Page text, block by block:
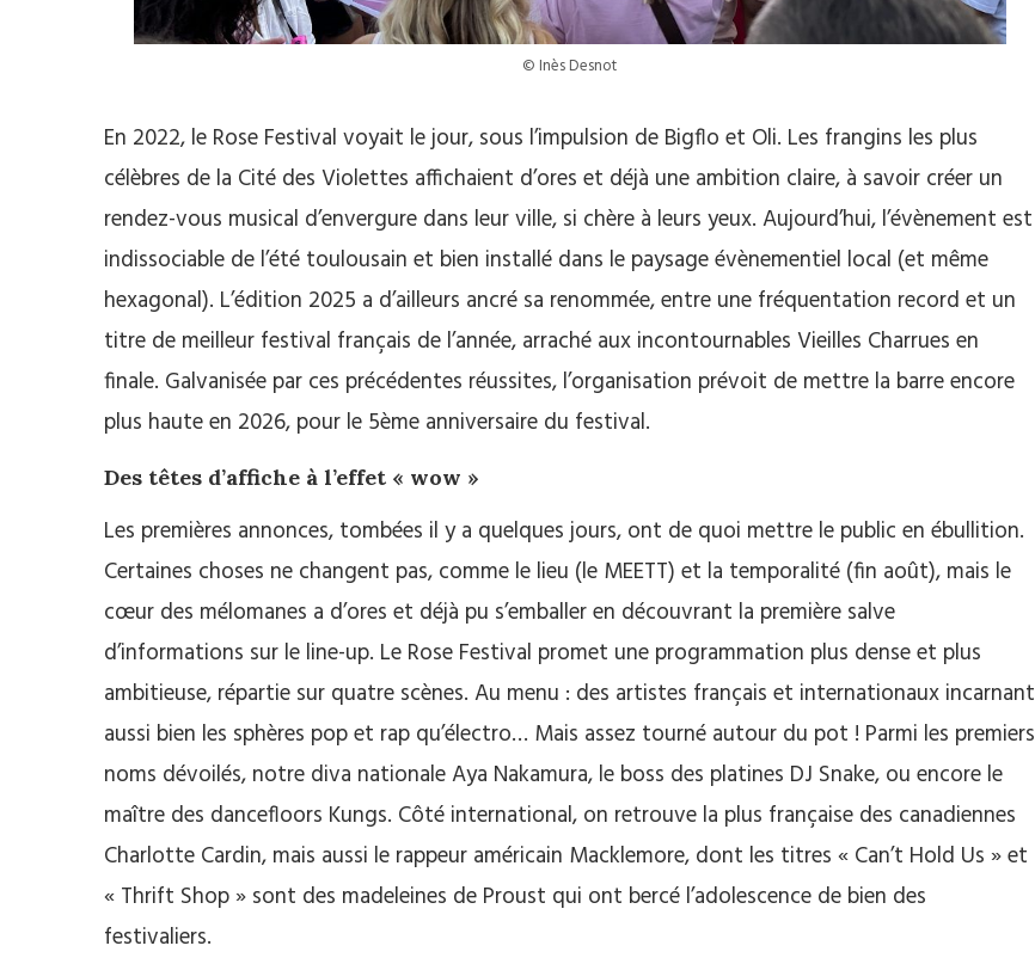
© Inès Desnot
En 2022, le Rose Festival voyait le jour, sous l’impulsion de Bigflo et Oli. Les frangins les plus
célèbres de la Cité des Violettes affichaient d’ores et déjà une ambition claire, à savoir créer un
rendez-vous musical d’envergure dans leur ville, si chère à leurs yeux. Aujourd’hui, l’évènement est
indissociable de l’été toulousain et bien installé dans le paysage évènementiel local (et même
hexagonal). L’édition 2025 a d’ailleurs ancré sa renommée, entre une fréquentation record et un
titre de meilleur festival français de l’année, arraché aux incontournables Vieilles Charrues en
finale. Galvanisée par ces précédentes réussites, l’organisation prévoit de mettre la barre encore
plus haute en 2026, pour le 5ème anniversaire du festival.
Des têtes d’affiche à l’effet « wow »
Les premières annonces, tombées il y a quelques jours, ont de quoi mettre le public en ébullition.
Certaines choses ne changent pas, comme le lieu (le MEETT) et la temporalité (fin août), mais le
cœur des mélomanes a d’ores et déjà pu s’emballer en découvrant la première salve
d’informations sur le line-up. Le Rose Festival promet une programmation plus dense et plus
ambitieuse, répartie sur quatre scènes. Au menu : des artistes français et internationaux incarnant
aussi bien les sphères pop et rap qu’électro… Mais assez tourné autour du pot ! Parmi les premiers
noms dévoilés, notre diva nationale Aya Nakamura, le boss des platines DJ Snake, ou encore le
maître des dancefloors Kungs. Côté international, on retrouve la plus française des canadiennes
Charlotte Cardin, mais aussi le rappeur américain Macklemore, dont les titres « Can’t Hold Us » et
« Thrift Shop » sont des madeleines de Proust qui ont bercé l’adolescence de bien des
festivaliers.